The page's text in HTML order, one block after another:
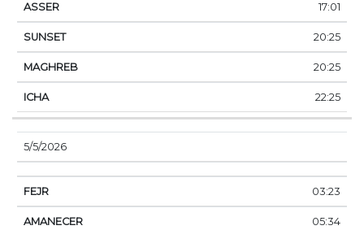
17:01
20:25
20:25
22:25
5/5/2026
03:23
05:34